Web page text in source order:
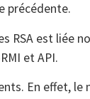
précédente.
RSA est liée
et API.
En effet, le